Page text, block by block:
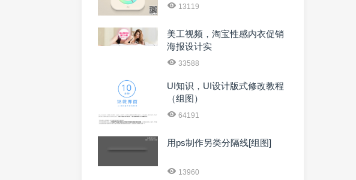
13119
美工视频，淘宝性感内衣促销
海报设计实
33588
UI知识，UI设计版式修改教程
（组图）
64191
用ps制作另类分隔线[组图]
13960